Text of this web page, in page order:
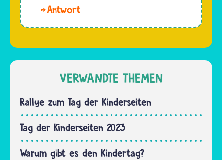
und
Antworten
findest,
kann…
verbessern
deine
Rechtschreibfehler,
in ihren
Suchschlitz
ein Wort
falsch
eingibst.…
VERWANDTE THEMEN
Rallye zum Tag der Kinderseiten
Tag der Kinderseiten 2023
Warum gibt es den Kindertag?